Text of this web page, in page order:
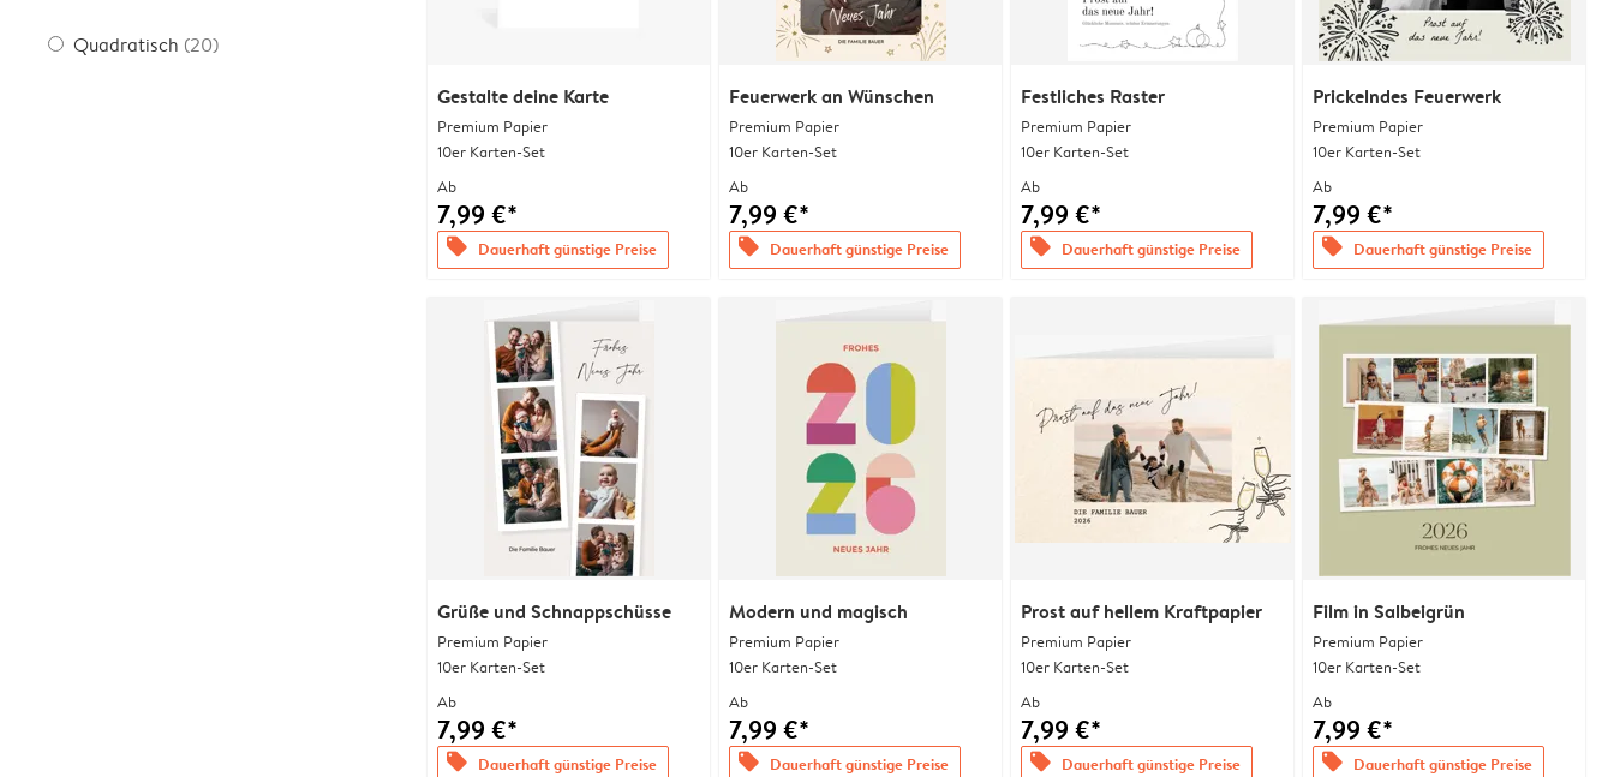
Quadratisch (20)
Gestalte deine Karte
Premium Papier
10er Karten-Set
Ab
7,99 €*
offers Dauerhaft günstige Preise
Feuerwerk an Wünschen
Premium Papier
10er Karten-Set
Ab
7,99 €*
offers Dauerhaft günstige Preise
Festliches Raster
Premium Papier
10er Karten-Set
Ab
7,99 €*
offers Dauerhaft günstige Preise
Prickelndes Feuerwerk
Premium Papier
10er Karten-Set
Ab
7,99 €*
offers Dauerhaft günstige Preise
Grüße und Schnappschüsse
Premium Papier
10er Karten-Set
Ab
7,99 €*
offers Dauerhaft günstige Preise
Modern und magisch
Premium Papier
10er Karten-Set
Ab
7,99 €*
offers Dauerhaft günstige Preise
Prost auf hellem Kraftpapier
Premium Papier
10er Karten-Set
Ab
7,99 €*
offers Dauerhaft günstige Preise
Film in Salbeigrün
Premium Papier
10er Karten-Set
Ab
7,99 €*
offers Dauerhaft günstige Preise